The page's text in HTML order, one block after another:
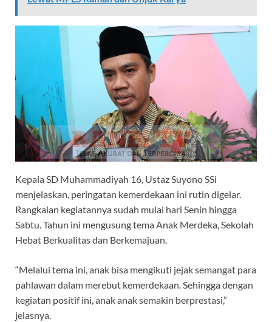
Kepala SD Muhammadiyah 16, Ustaz Suyono SSi
menjelaskan, peringatan kemerdekaan ini rutin digelar.
Rangkaian kegiatannya sudah mulai hari Senin hingga
Sabtu. Tahun ini mengusung tema Anak Merdeka, Sekolah
Hebat Berkualitas dan Berkemajuan.
“Melalui tema ini, anak bisa mengikuti jejak semangat para
pahlawan dalam merebut kemerdekaan. Sehingga dengan
kegiatan positif ini, anak anak semakin berprestasi,”
jelasnya.